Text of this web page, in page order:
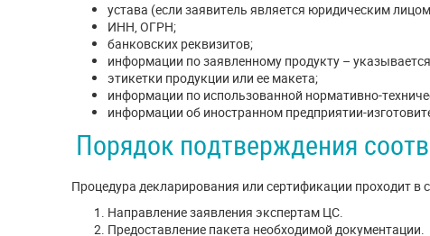
устава (если заявитель является юридическим
ИНН, ОГРН;
банковских реквизитов;
информации по заявленному продукту –
этикетки продукции или ее макета;
информации по использованной нормативно-
информации об иностранном предприятии-
Порядок подтверждения
Процедура декларирования или сертификации проходит в
Направление заявления экспертам ЦС.
Предоставление пакета необходимой документации.